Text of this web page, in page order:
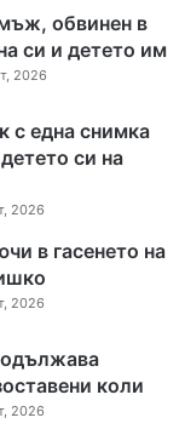
обвинен в
си и детето им
2026
с една снимка
си на
2026
в гасенето на
2026
коли
2026